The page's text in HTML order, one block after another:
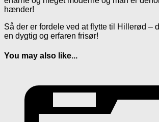
hænder!
Så der er fordele ved at flytte til Hillerød –
en dygtig og erfaren frisør!
You may also like...